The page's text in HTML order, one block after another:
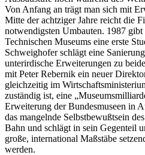
Von Anfang an trägt man sich mit
Mitte der achtziger Jahre reicht die
notwendigsten Umbauten. 1987 gibt
Technischen Museums eine erste
Schweighofer schlägt eine
unterirdische Erweiterungen zu
mit Peter Rebernik ein neuer
gleichzeitig im
zuständig ist, eine
Erweiterung der Bundesmuseen in
das mangelnde Selbstbewußtsein
Bahn und schlägt in sein Gegenteil
große, international Maßstäbe
werden.